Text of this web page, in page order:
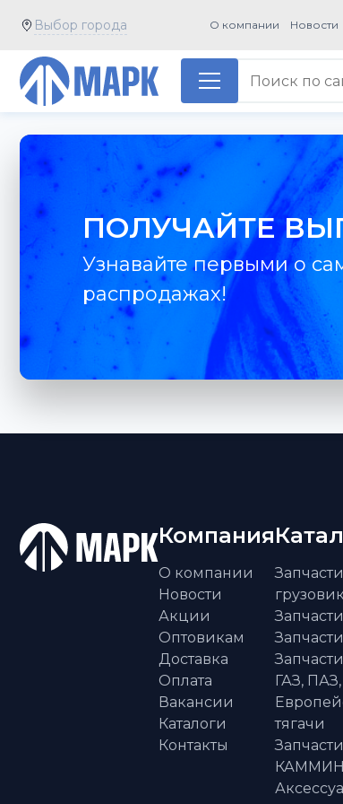
Выбор города О компании Новости
ПОЛУЧАЙТЕ
Узнавайте первыми о
распродажах!
Компания
О компании
Новости
Акции
Оптовикам
Доставка
Оплата
Вакансии
Каталоги
Контакты
ГАЗ,
тягачи